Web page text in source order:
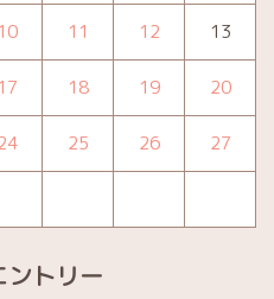
10 11 12 13
17 18 19 20
25 26 27
ントリー